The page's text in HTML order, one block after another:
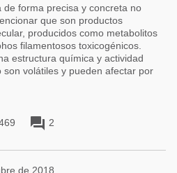
de forma precisa y concreta no
que son productos
producidos como metabolitos
filamentosos toxicogénicos.
estructura química y actividad
volátiles y pueden afectar por
forum 2
de 2018